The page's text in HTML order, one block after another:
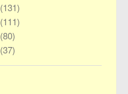
(131)
(111)
(80)
(37)